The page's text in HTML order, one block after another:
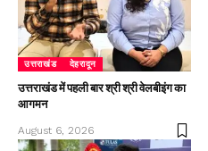
उत्तराखंड देहरादून
उत्तराखंड में पहली बार श्री श्री वेलबीइंग का
आगमन
August 6, 2026